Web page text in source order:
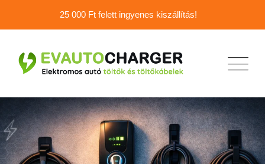
25 000 Ft felett ingyenes kiszállítás!